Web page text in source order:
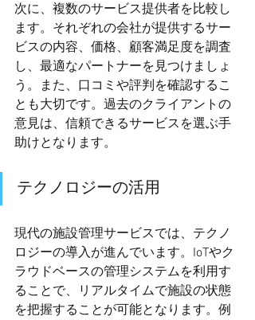
次に、複数のサービス提供者を比較し
ます。それぞれの会社が提供するサー
ビスの内容、価格、顧客満足度を調査
し、最適なパートナーを見つけましょ
う。また、口コミや評判を確認するこ
とも大切です。過去のクライアントの
意見は、信頼できるサービスを選ぶ手
助けとなります。
テクノロジーの活用
現代の施設管理サービスでは、テクノ
ロジーの導入が進んでいます。IoTやク
ラウドベースの管理システムを利用す
ることで、リアルタイムで施設の状態
を把握することが可能となります。例